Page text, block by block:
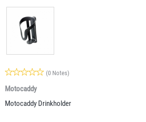
(0 Notes)
Motocaddy
Motocaddy Drinkholder